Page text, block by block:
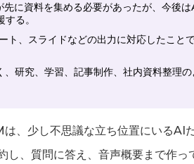
に資料を集める必要があったが、今後は
る。
ト、スライドなどの出力に対応したこと
研究、学習、記事制作、社内資料整理の
、少し不思議な立ち位置にいるAIだ
し、質問に答え、音声概要まで作っ